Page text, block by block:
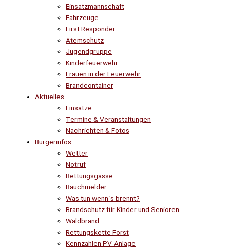
Einsatzmannschaft
Fahrzeuge
First Responder
Atemschutz
Jugendgruppe
Kinderfeuerwehr
Frauen in der Feuerwehr
Brandcontainer
Aktuelles
Einsätze
Termine & Veranstaltungen
Nachrichten & Fotos
Bürgerinfos
Wetter
Notruf
Rettungsgasse
Rauchmelder
Was tun wenn´s brennt?
Brandschutz für Kinder und Senioren
Waldbrand
Rettungskette Forst
Kennzahlen PV-Anlage